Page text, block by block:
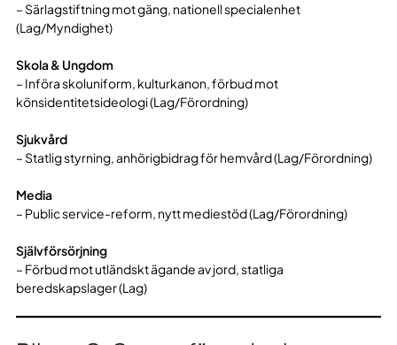
– Särlagstiftning mot gäng, nationell specialenhet
(Lag/Myndighet)
Skola & Ungdom
– Införa skoluniform, kulturkanon, förbud mot
könsidentitetsideologi (Lag/Förordning)
Sjukvård
– Statlig styrning, anhörigbidrag för hemvård (Lag/Förordning)
Media
– Public service-reform, nytt mediestöd (Lag/Förordning)
Självförsörjning
– Förbud mot utländskt ägande av jord, statliga
beredskapslager (Lag)